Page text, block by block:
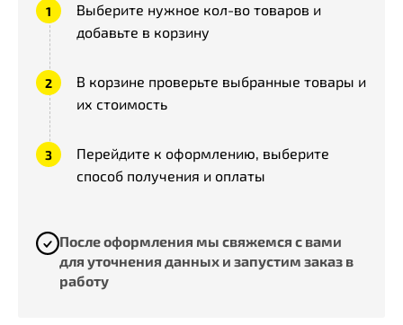
Выберите нужное кол-во товаров и
добавьте в корзину
В корзине проверьте выбранные товары и
их стоимость
Перейдите к оформлению, выберите
способ получения и оплаты
После оформления мы свяжемся с вами
для уточнения данных и запустим заказ в
работу